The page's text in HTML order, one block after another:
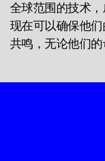
全球范围的技术
现在可以确保他
共鸣，无论他们的